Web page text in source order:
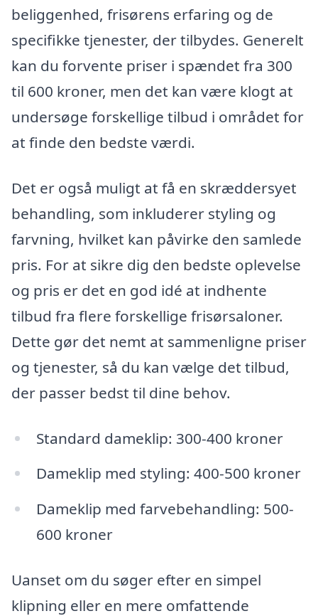
beliggenhed, frisørens erfaring og de
specifikke tjenester, der tilbydes. Generelt
kan du forvente priser i spændet fra 300
til 600 kroner, men det kan være klogt at
undersøge forskellige tilbud i området for
at finde den bedste værdi.
Det er også muligt at få en skræddersyet
behandling, som inkluderer styling og
farvning, hvilket kan påvirke den samlede
pris. For at sikre dig den bedste oplevelse
og pris er det en god idé at indhente
tilbud fra flere forskellige frisørsaloner.
Dette gør det nemt at sammenligne priser
og tjenester, så du kan vælge det tilbud,
der passer bedst til dine behov.
Standard dameklip: 300-400 kroner
Dameklip med styling: 400-500 kroner
Dameklip med farvebehandling: 500-
600 kroner
Uanset om du søger efter en simpel
klipning eller en mere omfattende